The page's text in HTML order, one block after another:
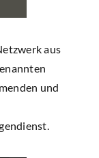
aus
und